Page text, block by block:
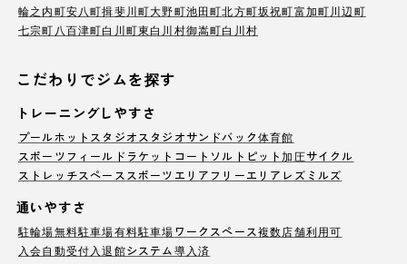
輪之内町安八町揖斐川町大野町池田町北方町坂祝町富加町川辺町
七宗町 八百津町白川町東白川村御嵩町白川村
こだわりでジムを探す
トレーニングしやすさ
プールホットスタジオ スタジオサンドバック体育館
スポーツフィールド ラケットコート ソルトピット加圧サイクル
ストレッチスペース スポーツエリア フリーエリア レズミルズ
通いやすさ
駐輪場無料駐車場有料駐車場ワークスペース複数店舗利用可
入会自動受付 入退館システム導入済